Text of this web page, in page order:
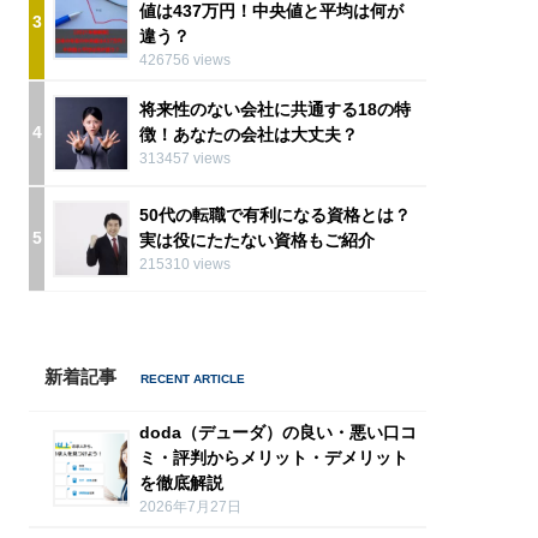
3
値は437万円！中央値と平均は何が
違う？
426756 views
4
将来性のない会社に共通する18の特
徴！あなたの会社は大丈夫？
313457 views
5
50代の転職で有利になる資格とは？
実は役にたたない資格もご紹介
215310 views
新着記事
doda（デューダ）の良い・悪い口コ
ミ・評判からメリット・デメリット
を徹底解説
2026年7月27日